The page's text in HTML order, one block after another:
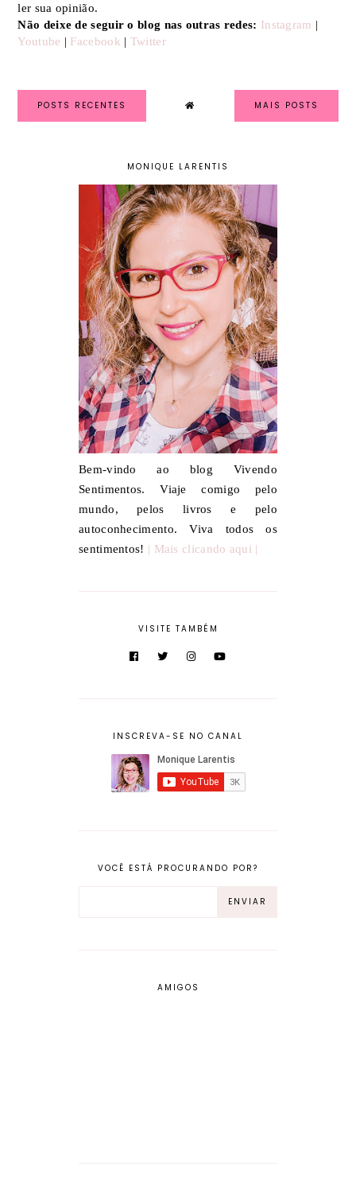
ler sua opinião.
Não deixe de seguir o blog nas outras redes: Instagram |
Youtube | Facebook | Twitter
POSTS RECENTES MAIS POSTS
MONIQUE LARENTIS
Bem-vindo ao blog Vivendo
Sentimentos. Viaje comigo pelo
mundo, pelos livros e pelo
autoconhecimento. Viva todos os
sentimentos! | Mais clicando aqui |
VISITE TAMBÉM
INSCREVA-SE NO CANAL
VOCÊ ESTÁ PROCURANDO POR?
AMIGOS